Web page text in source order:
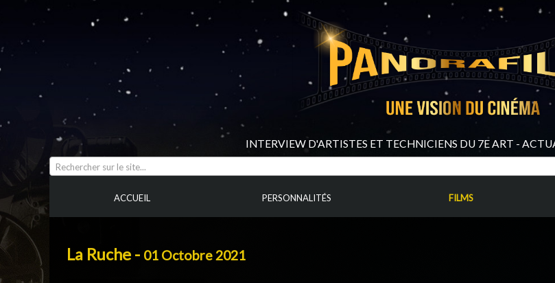
INTERVIEW D'ARTISTES ET TECHNICIENS DU 7E ART -
Rechercher sur le site...
ACCUEIL PERSONNALITÉS FILMS
La Ruche - 01 Octobre 2021